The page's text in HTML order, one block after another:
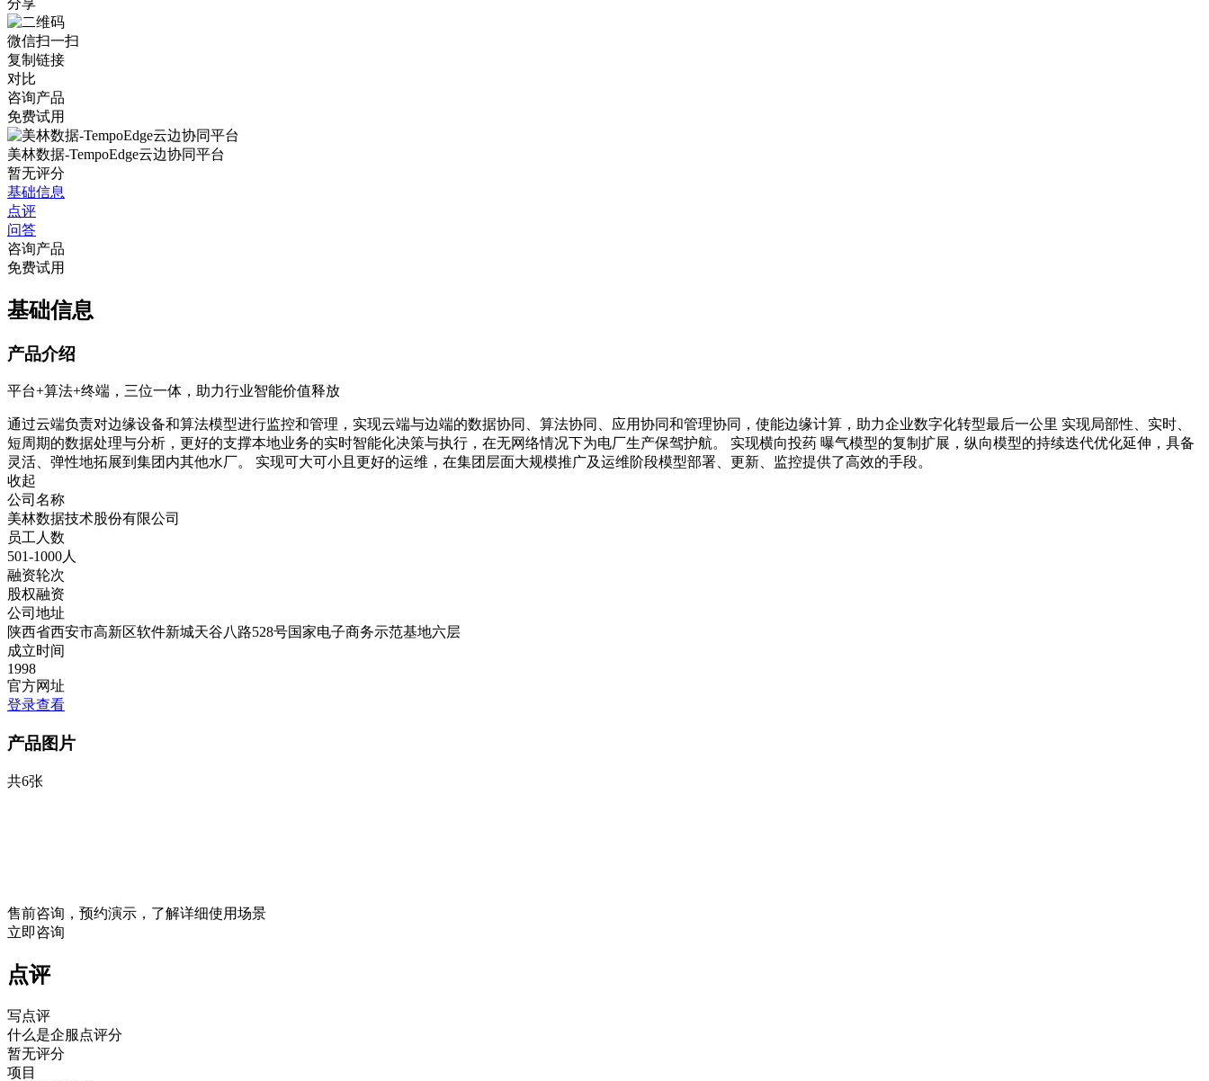
微信扫一扫
复制链接
对比
咨询产品
免费试用
美林数据-TempoEdge云边协同平台
暂无评分
基础信息
点评
问答
咨询产品
免费试用
基础信息
产品介绍
平台+算法+终端，三位一体，助力行业智能价值释放
通过云端负责对边缘设备和算法模型进行监控和管理，实现云端与边端的数据协同、算法协同、应用协同和管理协同，使能边缘计算，助力企业数字化转型最后一公里 实现局部性、实时、
短周期的数据处理与分析，更好的支撑本地业务的实时智能化决策与执行，在无网络情况下为电厂生产保驾护航。 实现横向投药 曝气模型的复制扩展，纵向模型的持续迭代优化延伸，具备
灵活、弹性地拓展到集团内其他水厂。 实现可大可小且更好的运维，在集团层面大规模推广及运维阶段模型部署、更新、监控提供了高效的手段。
收起
公司名称
美林数据技术股份有限公司
员工人数
501-1000人
融资轮次
股权融资
公司地址
陕西省西安市高新区软件新城天谷八路528号国家电子商务示范基地六层
成立时间
1998
官方网址
登录查看
产品图片
共6张
售前咨询，预约演示，了解详细使用场景
立即咨询
点评
写点评
什么是企服点评分
暂无评分
项目